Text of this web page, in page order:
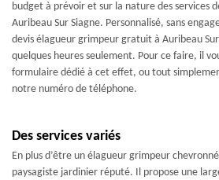
budget à prévoir et sur la nature des services
Auribeau Sur Siagne. Personnalisé, sans
devis élagueur grimpeur gratuit à Auribeau
quelques heures seulement. Pour ce faire, il
formulaire dédié à cet effet, ou tout
notre numéro de téléphone.
Des services variés
En plus d’être un élagueur grimpeur
paysagiste jardinier réputé. Il propose une